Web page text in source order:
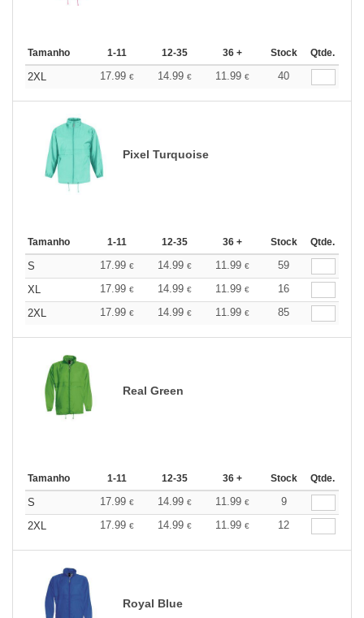
Tamanho 1-11 12-35 36 + Stock Qtde.
2XL 17.99 € 14.99 € 11.99 € 40
Pixel Turquoise
Tamanho 1-11 12-35 36 + Stock Qtde.
S 17.99 € 14.99 € 11.99 €
59
XL
17.99 € 14.99 € 11.99 €
16
2XL
17.99 € 14.99 € 11.99 € 85
Real Green
Tamanho 1-11 12-35 36 + Stock Qtde.
S 17.99 € 14.99 € 11.99 €
9
2XL
17.99 € 14.99 € 11.99 € 12
Royal Blue